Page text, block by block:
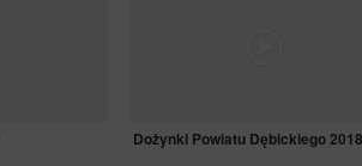
Dożynki Powiatu Dębickiego 2018